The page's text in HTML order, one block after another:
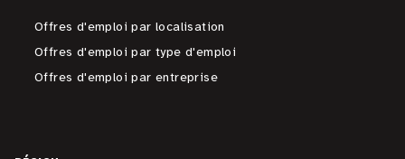
Offres d'emploi par localisation
Offres d'emploi par type d'emploi
Offres d'emploi par entreprise